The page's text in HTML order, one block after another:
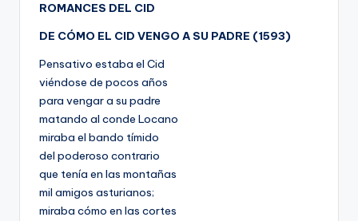
ROMANCES DEL CID
DE CÓMO EL CID VENGO A SU PADRE (1593)
Pensativo estaba el Cid
viéndose de pocos años
para vengar a su padre
matando al conde Locano
miraba el bando tímido
del poderoso contrario
que tenía en las montañas
mil amigos asturianos;
miraba cómo en las cortes